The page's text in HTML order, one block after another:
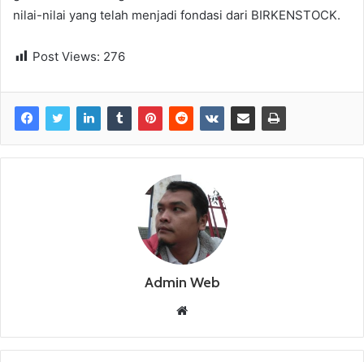
nilai-nilai yang telah menjadi fondasi dari BIRKENSTOCK.
Post Views: 276
Admin Web
b